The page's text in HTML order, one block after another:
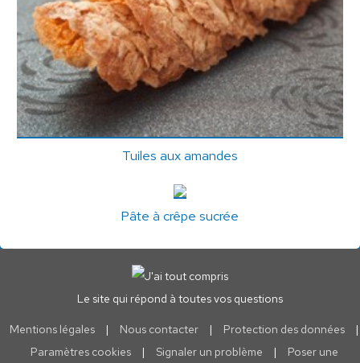
Tuiles aux amandes
Pâte à crêpe sucrée
Le site qui répond à toutes vos questions
Mentions légales | Nous contacter | Protection des données
|
Paramètres cookies
| Signaler un problème | Poser une